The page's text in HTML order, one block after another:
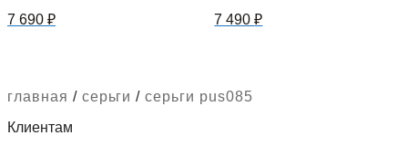
7 690 ₽ 7 490₽
главная / серьги /серьги pus085
Клиентам